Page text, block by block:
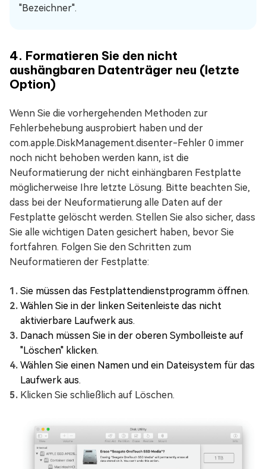
"Bezeichner".
4. Formatieren Sie den nicht
aushängbaren Datenträger neu (letzte
Option)
Wenn Sie die vorhergehenden Methoden zur
Fehlerbehebung ausprobiert haben und der
com.apple.DiskManagement.disenter-Fehler 0 immer
noch nicht behoben werden kann, ist die
Neuformatierung der nicht einhängbaren Festplatte
möglicherweise Ihre letzte Lösung. Bitte beachten Sie,
dass bei der Neuformatierung alle Daten auf der
Festplatte gelöscht werden. Stellen Sie also sicher, dass
Sie alle wichtigen Daten gesichert haben, bevor Sie
fortfahren. Folgen Sie den Schritten zum
Neuformatieren der Festplatte:
Sie müssen das Festplattendienstprogramm öffnen.
Wählen Sie in der linken Seitenleiste das nicht
aktivierbare Laufwerk aus.
Danach müssen Sie in der oberen Symbolleiste auf
"Löschen" klicken.
Wählen Sie einen Namen und ein Dateisystem für das
Laufwerk aus.
Klicken Sie schließlich auf Löschen.